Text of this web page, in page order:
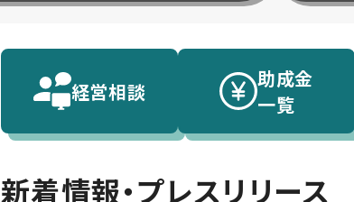
経営相談
助成金
一覧
新着情報・プレスリリース